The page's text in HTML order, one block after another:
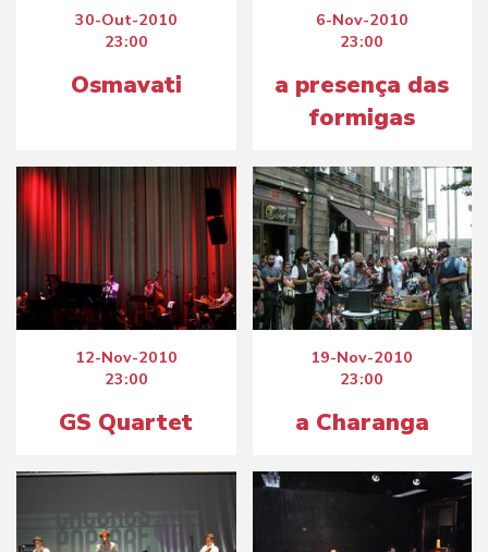
30-Out-2010
23:00
Osmavati
6-Nov-2010
23:00
a presença das
formigas
12-Nov-2010
23:00
GS Quartet
19-Nov-2010
23:00
a Charanga